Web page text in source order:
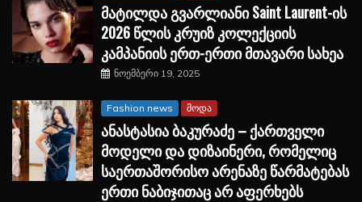
მატილდა გვარლიანი Saint Laurent-ის
2026 წლის კრუიზ კოლექციის
კამპანიის ერთ-ერთი მთავარი სახეა
ნოემბერი 19, 2025
Fashion news მოდა
ანასტასია ბაკურაძე – ქართველი
მოდელი და დიზაინერი, რომელიც
საერთაშორისო არენაზე წარმატებას
ერთი ნაბიჯითაც არ აფერხებს